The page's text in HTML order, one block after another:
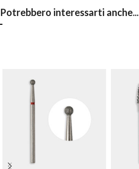
Potrebbero interessarti anche...